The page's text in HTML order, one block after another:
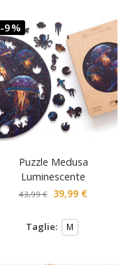
-9%
Puzzle Medusa
Luminescente
43,99€ 39,99 €
Taglie: M